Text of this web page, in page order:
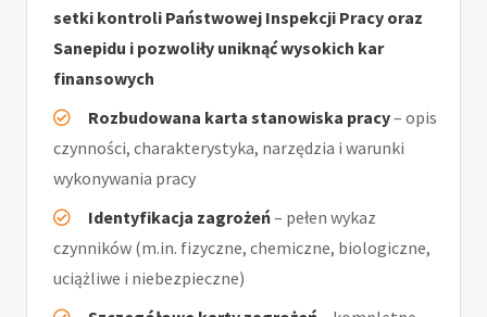
setki kontroli Państwowej Inspekcji Pracy oraz
Sanepidu i pozwoliły uniknąć wysokich kar
finansowych
Rozbudowana karta stanowiska pracy– opis
czynności, charakterystyka, narzędzia i warunki
wykonywania pracy
Identyfikacja zagrożeń– pełen wykaz
czynników (m.in. fizyczne, chemiczne, biologiczne,
uciążliwe i niebezpieczne)